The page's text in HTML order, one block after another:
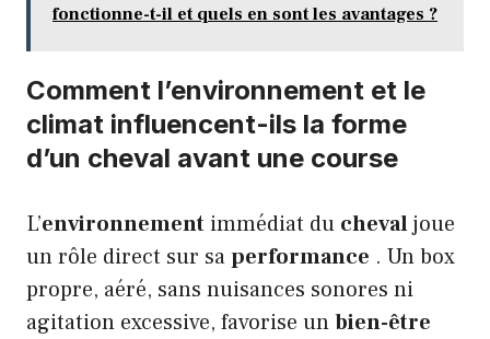
fonctionne-t-il et quels en sont les avantages ?
Comment l’environnement et le
climat influencent-ils la forme
d’un cheval avant une course
L’environnement immédiat du chevaljoue
un rôle direct sur saperformance . Un box
propre, aéré, sans nuisances sonores ni
agitation excessive, favorise unbien-être